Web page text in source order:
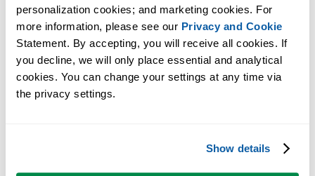
personalization cookies; and marketing cookies. For
more information, please see our Privacy and Cookie
Statement. By accepting, you will receive all cookies. If
you decline, we will only place essential and analytical
cookies. You can change your settings at any time via
the privacy settings.
Show details